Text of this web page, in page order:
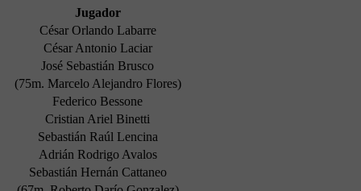
Jugador
César Orlando Labarre
César Antonio Laciar
José Sebastián Brusco
(75m. Marcelo Alejandro Flores)
Federico Bessone
Cristian Ariel Binetti
Sebastián Raúl Lencina
Adrián Rodrigo Avalos
Sebastián Hernán Cattaneo